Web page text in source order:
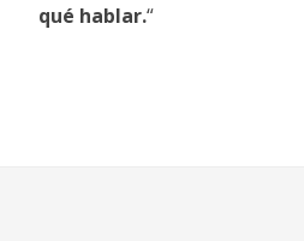
qué hablar.“